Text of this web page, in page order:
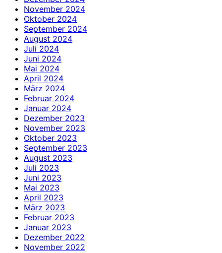
November 2024
Oktober 2024
September 2024
August 2024
Juli 2024
Juni 2024
Mai 2024
April 2024
März 2024
Februar 2024
Januar 2024
Dezember 2023
November 2023
Oktober 2023
September 2023
August 2023
Juli 2023
Juni 2023
Mai 2023
April 2023
März 2023
Februar 2023
Januar 2023
Dezember 2022
November 2022